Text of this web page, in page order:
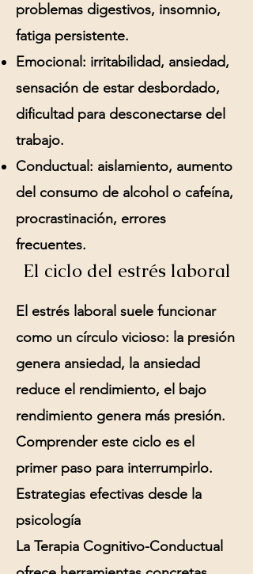
problemas digestivos, insomnio,
fatiga persistente.
Emocional: irritabilidad, ansiedad,
sensación de estar desbordado,
dificultad para desconectarse del
trabajo.
Conductual: aislamiento, aumento
del consumo de alcohol o cafeína,
procrastinación, errores
frecuentes.
El ciclo del estrés laboral
El estrés laboral suele funcionar
como un círculo vicioso: la presión
genera ansiedad, la ansiedad
reduce el rendimiento, el bajo
rendimiento genera más presión.
Comprender este ciclo es el
primer paso para interrumpirlo.
Estrategias efectivas desde la
psicología
La Terapia Cognitivo-Conductual